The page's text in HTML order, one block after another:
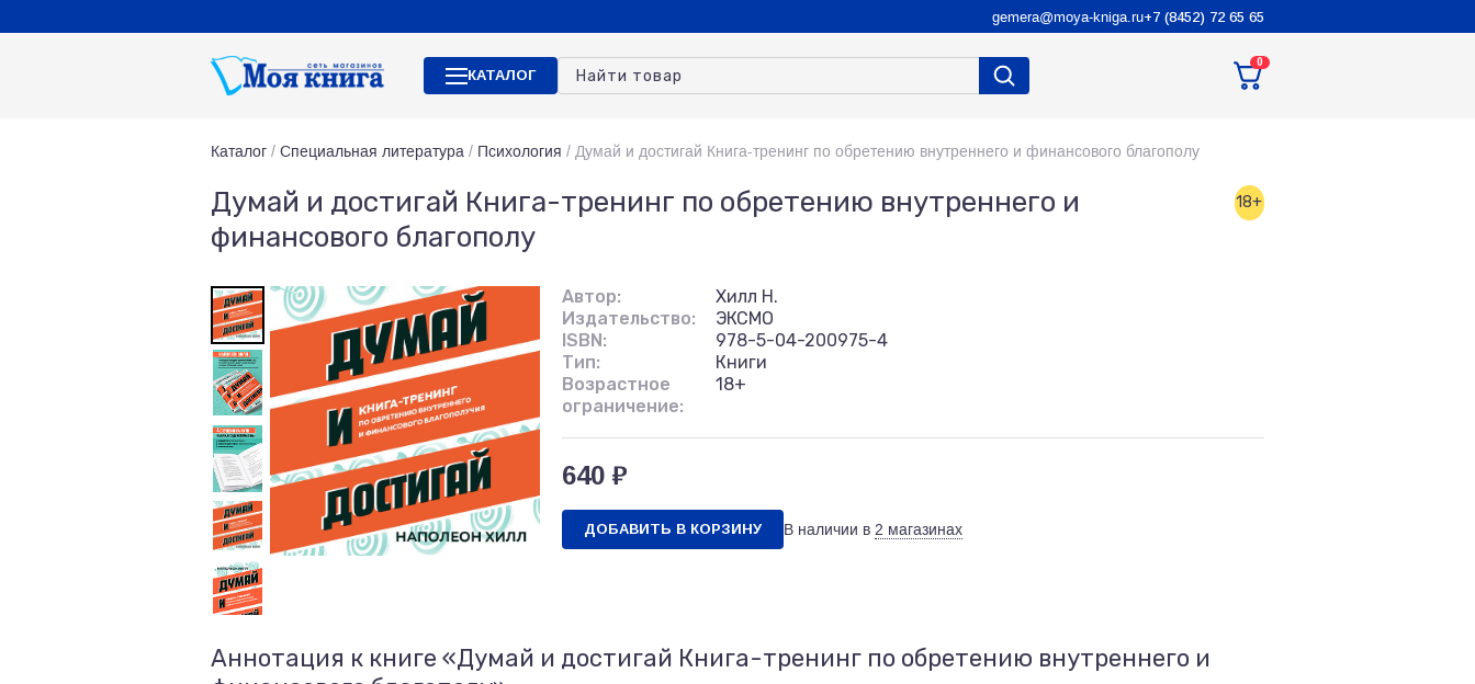
gemera@moya-kniga.ru+7 (8452) 72 65 65
КАТАЛОГ
0
Каталог / Специальная литература / Психология / Думай и достигай Книга-тренинг по обретению внутреннего и финансового благополу
Думай и достигай Книга-тренинг по обретению внутреннего и
финансового благополу
18+
Автор:
Хилл Н.
Издательство:
ЭКСМО
ISBN:
978-5-04-200975-4
Тип:
Книги
Возрастное
ограничение:
18+
640 ₽
ДОБАВИТЬ В КОРЗИНУ В наличии в 2 магазинах
Аннотация к книге «Думай и достигай Книга-тренинг по обретению внутреннего и